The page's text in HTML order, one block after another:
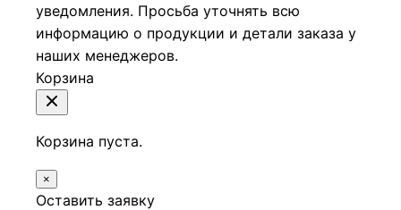
уведомления. Просьба уточнять всю
информацию о продукции и детали заказа у
наших менеджеров.
Корзина
Корзина пуста.
×
Оставить заявку